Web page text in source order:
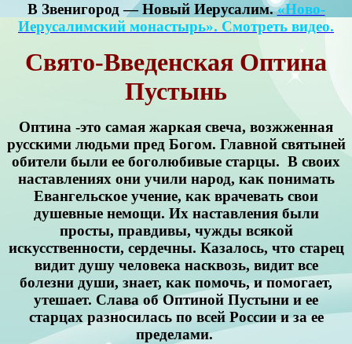
В Звенигород — Новый Иерусалим.«Ново-
Иерусалимский монастырь». Смотреть видео.
Свято-Введенская Оптина
Пустынь
Оптина -это самая жаркая свеча, возжженная
русскими людьми пред Богом. Главной святыней
обители были ее боголюбивые старцы. В своих
наставлениях они учили народ, как понимать
Евангельское учение, как врачевать свои
душевные немощи. Их наставления были
просты, правдивы, чужды всякой
искусственности, сердечны. Казалось, что старец
видит душу человека насквозь, видит все
болезни души, знает, как помочь, и помогает,
утешает. Слава об Оптиной Пустыни и ее
старцах разносилась по всей России и за ее
пределами.